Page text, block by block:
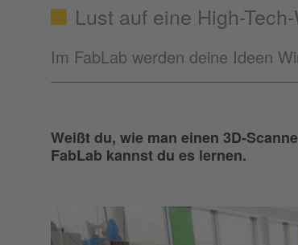
Lust auf eine High-
Im FabLab werden deine Ideen
Weißt du, wie man einen 3D-
FabLab kannst du es lernen.